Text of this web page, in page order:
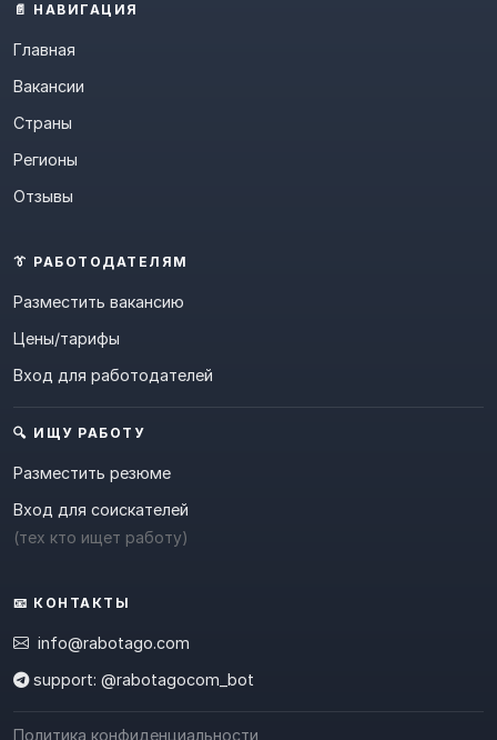
📄 НАВИГАЦИЯ
Главная
Вакансии
Страны
Регионы
Отзывы
👔 РАБОТОДАТЕЛЯМ
Разместить вакансию
Цены/тарифы
Вход для работодателей
🔍 ИЩУ РАБОТУ
Разместить резюме
Вход для соискателей
(тех кто ищет работу)
📧 КОНТАКТЫ
info@rabotago.com
support: @rabotagocom_bot
Политика конфиденциальности